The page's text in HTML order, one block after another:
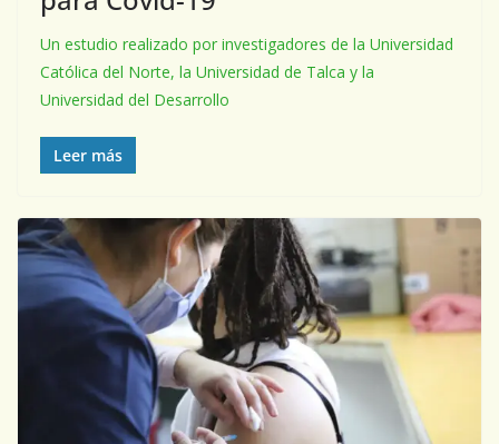
Un estudio realizado por investigadores de la Universidad
Católica del Norte, la Universidad de Talca y la
Universidad del Desarrollo
Leer más